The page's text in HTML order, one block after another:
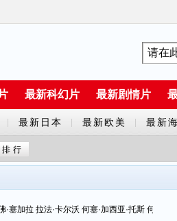
最新科幻片 最新剧情片
最新日本 最新欧美 最新
排行
加拉 拉法·卡尔沃 何塞·加西亚·托斯 何塞·路